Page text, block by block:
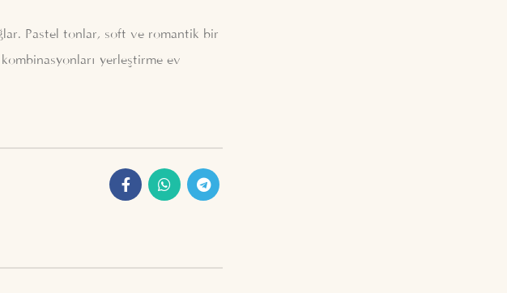
Pastel tonlar, soft ve romantik bir
yerleştirme ev